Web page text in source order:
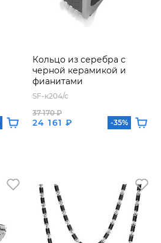
Кольцо из серебра с
черной керамикой и
фианитами
SF-к204/с
24 161 ₽
37 170 ₽
-35%